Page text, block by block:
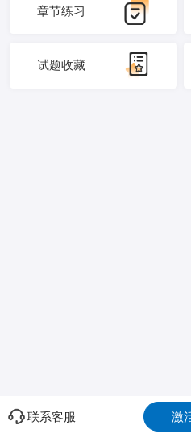
章节练习
试题收藏
联系客服 激